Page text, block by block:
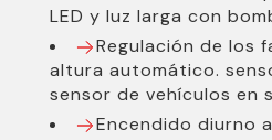
LED y luz larga con
Regulación de los
altura automático.
sensor de vehículos en
Encendido diurno